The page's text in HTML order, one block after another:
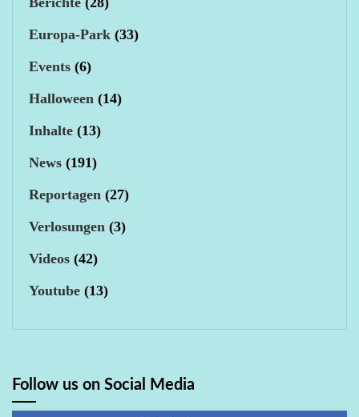
Europa-Park (33)
Events (6)
Halloween (14)
Inhalte (13)
News (191)
Reportagen (27)
Verlosungen (3)
Videos (42)
Youtube (13)
Follow us on Social Media